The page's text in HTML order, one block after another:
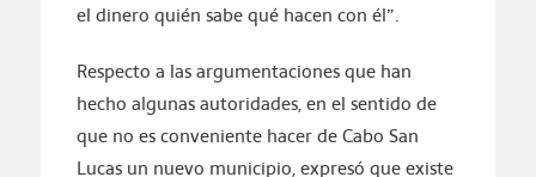
el dinero quién sabe qué hacen con él”.
Respecto a las argumentaciones que han
hecho algunas autoridades, en el sentido de
que no es conveniente hacer de Cabo San
Lucas un nuevo municipio, expresó que existe